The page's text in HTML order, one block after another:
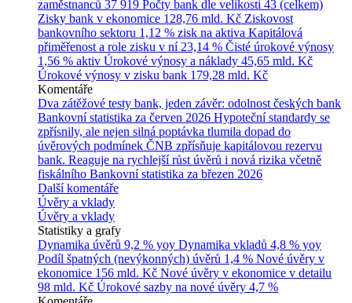
zaměstnanců 37 919 Počty bank dle velikosti 43 (celkem)
Zisky bank v ekonomice 128,76 mld. Kč Ziskovost
bankovního sektoru 1,12 % zisk na aktiva Kapitálová
přiměřenost a role zisku v ní 23,14 % Čisté úrokové výnosy
1,56 % aktiv Úrokové výnosy a náklady 45,65 mld. Kč
Úrokové výnosy v zisku bank 179,28 mld. Kč
Komentáře
Dva zátěžové testy bank, jeden závěr: odolnost českých bank
Bankovní statistika za červen 2026 Hypoteční standardy se
zpřísnily, ale nejen silná poptávka tlumila dopad do
úvěrových podmínek ČNB zpřísňuje kapitálovou rezervu
bank. Reaguje na rychlejší růst úvěrů i nová rizika včetně
fiskálního Bankovní statistika za březen 2026
Další komentáře
Úvěry a vklady
Úvěry a vklady
Statistiky a grafy
Dynamika úvěrů 9,2 % yoy Dynamika vkladů 4,8 % yoy
Podíl špatných (nevýkonných) úvěrů 1,4 % Nové úvěry v
ekonomice 156 mld. Kč Nové úvěry v ekonomice v detailu
98 mld. Kč Úrokové sazby na nové úvěry 4,7 %